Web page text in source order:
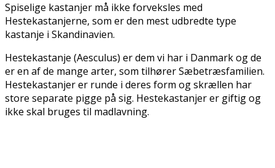
Spiselige kastanjer må ikke forveksles med
Hestekastanjerne, som er den mest udbredte type
kastanje i Skandinavien.
Hestekastanje (Aesculus) er dem vi har i Danmark og de
er en af de mange arter, som tilhører Sæbetræsfamilien.
Hestekastanjer er runde i deres form og skrællen har
store separate pigge på sig. Hestekastanjer er giftig og
ikke skal bruges til madlavning.